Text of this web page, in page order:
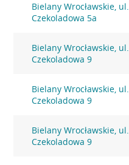
Bielany Wrocławskie, ul.
Czekoladowa 5a
Bielany Wrocławskie, ul.
Czekoladowa 9
Bielany Wrocławskie, ul.
Czekoladowa 9
Bielany Wrocławskie, ul.
Czekoladowa 9